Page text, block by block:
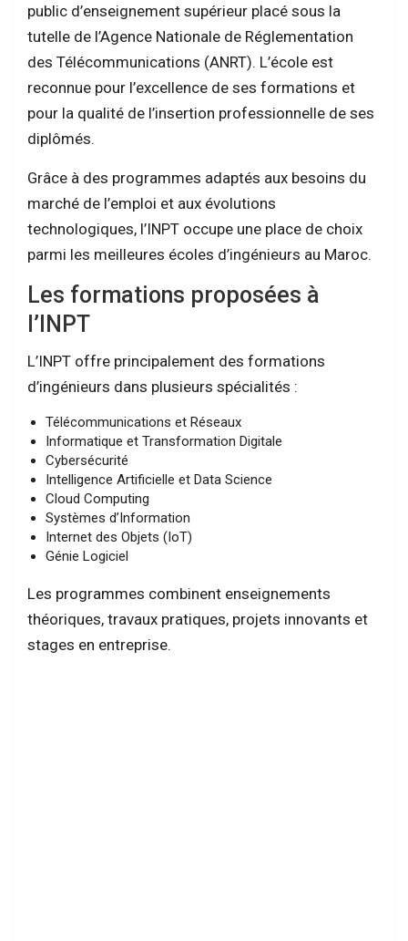
public d’enseignement supérieur placé sous la
tutelle de l’Agence Nationale de Réglementation
des Télécommunications (ANRT). L’école est
reconnue pour l’excellence de ses formations et
pour la qualité de l’insertion professionnelle de ses
diplômés.
Grâce à des programmes adaptés aux besoins du
marché de l’emploi et aux évolutions
technologiques, l’INPT occupe une place de choix
parmi les meilleures écoles d’ingénieurs au Maroc.
Les formations proposées à
l’INPT
L’INPT offre principalement des formations
d’ingénieurs dans plusieurs spécialités :
Télécommunications et Réseaux
Informatique et Transformation Digitale
Cybersécurité
Intelligence Artificielle et Data Science
Cloud Computing
Systèmes d’Information
Internet des Objets (IoT)
Génie Logiciel
Les programmes combinent enseignements
théoriques, travaux pratiques, projets innovants et
stages en entreprise.